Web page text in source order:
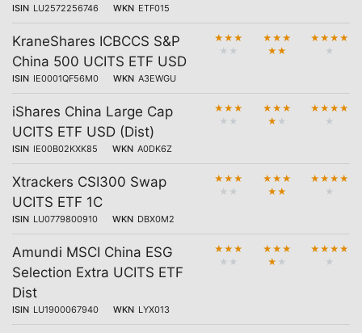
ISIN LU2572256746 WKN ETF015
KraneShares ICBCCS S&P
China 500 UCITS ETF USD
ISIN IE0001QF56M0 WKN A3EWGU
★ ★ ★
★ ★
★ ★ ★
★ ★
★ ★ ★ ★
★
iShares China Large Cap
UCITS ETF USD (Dist)
ISIN IE00B02KXK85 WKN A0DK6Z
★ ★ ★
★ ★
★ ★ ★
★ ★
★ ★ ★ ★
★
Xtrackers CSI300 Swap
UCITS ETF 1C
ISIN LU0779800910 WKN DBX0M2
★ ★ ★
★ ★
★ ★ ★
★ ★
★ ★ ★ ★
★
Amundi MSCI China ESG
Selection Extra UCITS ETF
Dist
ISIN LU1900067940 WKN LYX013
★ ★ ★
★ ★
★ ★ ★
★ ★
★ ★ ★ ★
★